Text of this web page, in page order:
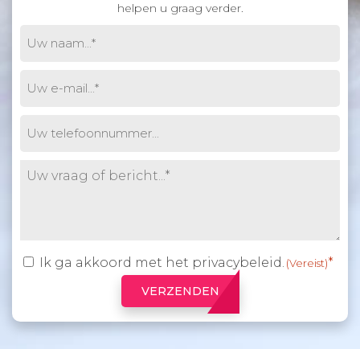
helpen u graag verder.
naam
(Vereist)
mail (Vereist)
Untitled (Vereist)
Toestemming(Vereist)
Ik ga akkoord met het privacybeleid. (Vereist)
VERZENDEN